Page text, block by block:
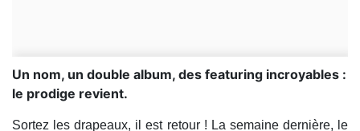
Un nom, un double album, des featuring incroyables :
le prodige revient.
Sortez les drapeaux, il est retour ! La semaine dernière, le